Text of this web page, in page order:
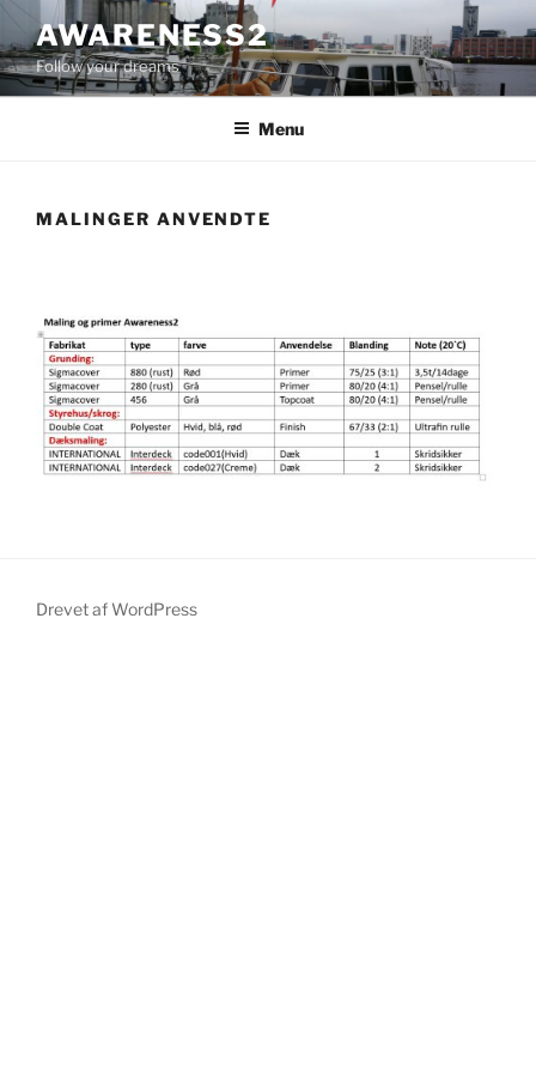
til
indhold
AWARENESS2
Follow your dreams
Menu
MALINGER ANVENDTE
Drevet af WordPress